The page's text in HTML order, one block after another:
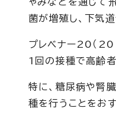
菌が増殖し、下気
プレベナー20（20
1回の接種で高齢
特に、糖尿病や腎
種を行うことをおす